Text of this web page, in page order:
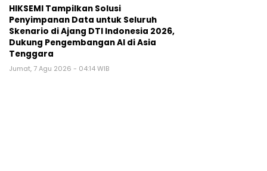
HIKSEMI Tampilkan Solusi
Penyimpanan Data untuk Seluruh
Skenario di Ajang DTI Indonesia 2026,
Dukung Pengembangan AI di Asia
Tenggara
Jumat, 7 Agu 2026 - 04:14 WIB